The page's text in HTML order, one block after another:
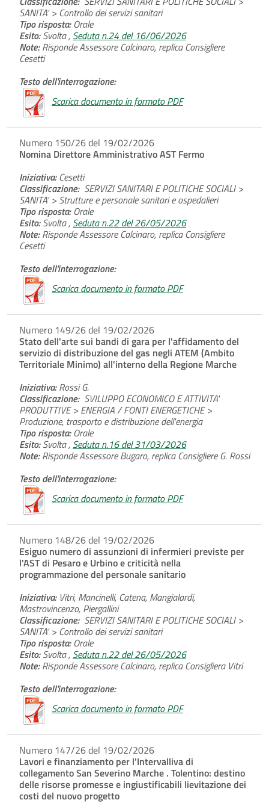
SANITA' > Controllo dei servizi sanitari
Tipo risposta:Orale
Esito:Svolta , Seduta n.24 del 16/06/2026
Note:Risponde Assessore Calcinaro, replica Consigliere
Cesetti
Testo dell'interrogazione:
Scarica documento in formato PDF
Numero 150/26 del 19/02/2026
Nomina Direttore Amministrativo AST Fermo
Iniziativa:Cesetti
Classificazione: SERVIZI SANITARI E POLITICHE SOCIALI >
SANITA' > Strutture e personale sanitari e ospedalieri
Tipo risposta:Orale
Esito:Svolta , Seduta n.22 del 26/05/2026
Note:Risponde Assessore Calcinaro, replica Consigliere
Cesetti
Testo dell'interrogazione:
Scarica documento in formato PDF
Numero 149/26 del 19/02/2026
Stato dell'arte sui bandi di gara per l'affidamento del
servizio di distribuzione del gas negli ATEM (Ambito
Territoriale Minimo) all'interno della Regione Marche
Iniziativa:Rossi G.
Classificazione: SVILUPPO ECONOMICO E ATTIVITA'
PRODUTTIVE > ENERGIA / FONTI ENERGETICHE >
Produzione, trasporto e distribuzione dell'energia
Tipo risposta:Orale
Esito:Svolta , Seduta n.16 del 31/03/2026
Note:Risponde Assessore Bugaro, replica Consigliere G. Rossi
Testo dell'interrogazione:
Scarica documento in formato PDF
Numero 148/26 del 19/02/2026
Esiguo numero di assunzioni di infermieri previste per
l'AST di Pesaro e Urbino e criticità nella
programmazione del personale sanitario
Iniziativa:Vitri, Mancinelli, Catena, Mangialardi,
Mastrovincenzo, Piergallini
Classificazione: SERVIZI SANITARI E POLITICHE SOCIALI >
SANITA' > Controllo dei servizi sanitari
Tipo risposta:Orale
Esito:Svolta , Seduta n.22 del 26/05/2026
Note:Risponde Assessore Calcinaro, replica Consigliera Vitri
Testo dell'interrogazione:
Scarica documento in formato PDF
Numero 147/26 del 19/02/2026
Lavori e finanziamento per l'Intervalliva di
collegamento San Severino Marche . Tolentino: destino
delle risorse promesse e ingiustificabili lievitazione dei
costi del nuovo progetto